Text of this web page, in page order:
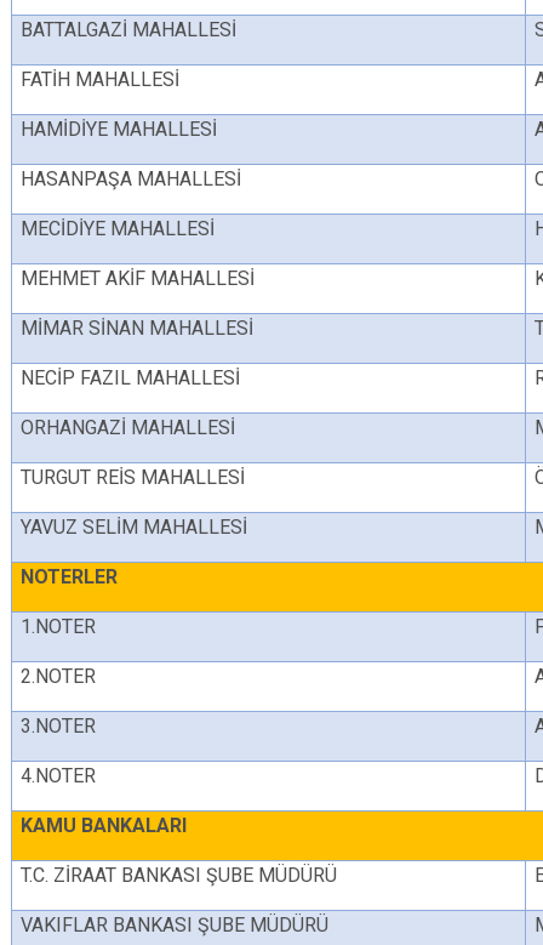
BATTALGAZİ MAHALLESİ
FATİH MAHALLESİ
HAMİDİYE MAHALLESİ
HASANPAŞA MAHALLESİ
MECİDİYE MAHALLESİ
MEHMET AKİF MAHALLESİ
MİMAR SİNAN MAHALLESİ
NECİP FAZIL MAHALLESİ
ORHANGAZİ MAHALLESİ
TURGUT REİS MAHALLESİ
YAVUZ SELİM MAHALLESİ
NOTERLER
1.NOTER
2.NOTER
3.NOTER
4.NOTER
KAMU BANKALARI
T.C. ZİRAAT BANKASI ŞUBE MÜDÜRÜ
VAKIFLAR BANKASI ŞUBE MÜDÜRÜ